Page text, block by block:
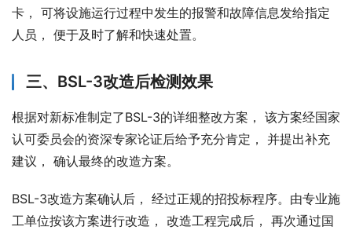
卡， 可将设施运行过程中发生的报警和故障信息发给指定
人员， 便于及时了解和快速处置。
三、BSL-3改造后检测效果
根据对新标准制定了BSL-3的详细整改方案， 该方案经国家
认可委员会的资深专家论证后给予充分肯定， 并提出补充
建议， 确认最终的改造方案。
BSL-3改造方案确认后， 经过正规的招投标程序。由专业施
工单位按该方案进行改造， 改造工程完成后， 再次通过国